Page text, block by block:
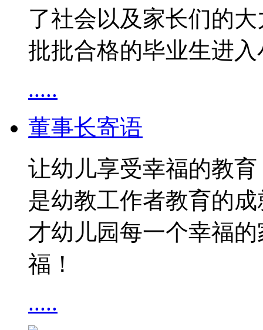
了社会以及家长们的
批批合格的毕业生进
.....
董事长寄语
让幼儿享受幸福的教
是幼教工作者教育的
才幼儿园每一个幸福
福！
.....